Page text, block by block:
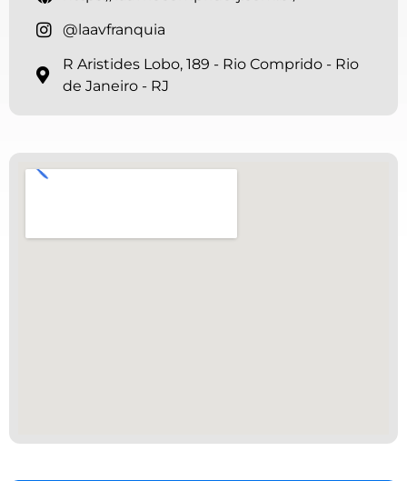
@laavfranquia
R Aristides Lobo, 189 - Rio Comprido - Rio
de Janeiro - RJ